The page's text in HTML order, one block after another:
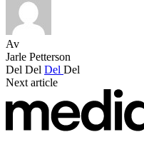
Av
Jarle Petterson
Del Del Del Del
Next article